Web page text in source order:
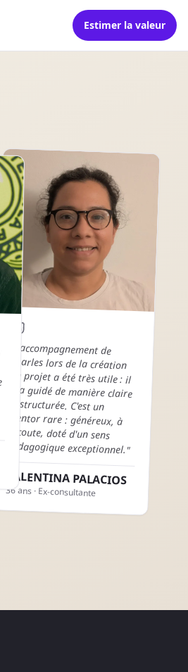
Estimer la valeur
L'accompagnement de
Charles lors de la création
du projet a été très utile : il
m'a guidé de manière claire
et structurée. C'est un
mentor rare : généreux, à
l'écoute, doté d'un sens
pédagogique exceptionnel."
VALENTINA PALACIOS
36ans · Ex-consultante